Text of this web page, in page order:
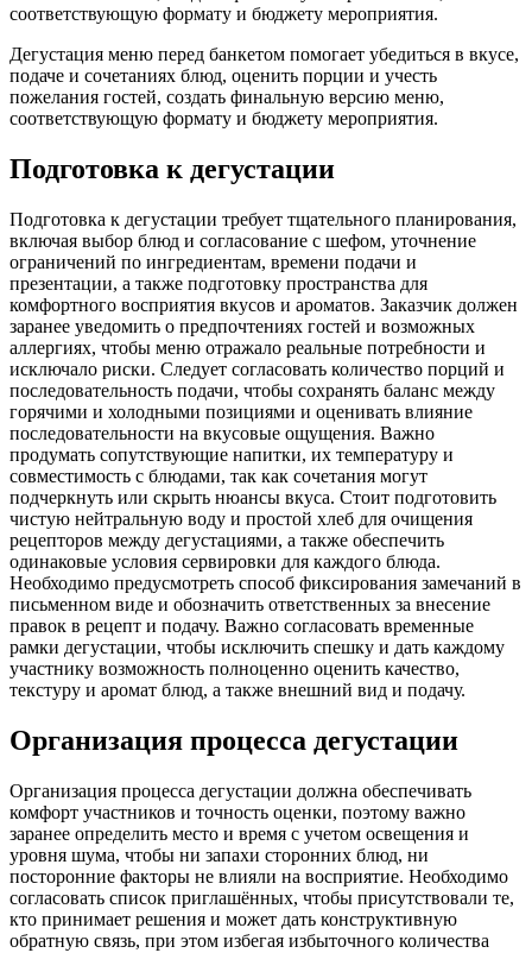
соответствующую формату и бюджету мероприятия.
Дегустация меню перед банкетом помогает убедиться в вкусе,
подаче и сочетаниях блюд, оценить порции и учесть
пожелания гостей, создать финальную версию меню,
соответствующую формату и бюджету мероприятия.
Подготовка к дегустации
Подготовка к дегустации требует тщательного планирования,
включая выбор блюд и согласование с шефом, уточнение
ограничений по ингредиентам, времени подачи и
презентации, а также подготовку пространства для
комфортного восприятия вкусов и ароматов. Заказчик должен
заранее уведомить о предпочтениях гостей и возможных
аллергиях, чтобы меню отражало реальные потребности и
исключало риски. Следует согласовать количество порций и
последовательность подачи, чтобы сохранять баланс между
горячими и холодными позициями и оценивать влияние
последовательности на вкусовые ощущения. Важно
продумать сопутствующие напитки, их температуру и
совместимость с блюдами, так как сочетания могут
подчеркнуть или скрыть нюансы вкуса. Стоит подготовить
чистую нейтральную воду и простой хлеб для очищения
рецепторов между дегустациями, а также обеспечить
одинаковые условия сервировки для каждого блюда.
Необходимо предусмотреть способ фиксирования замечаний в
письменном виде и обозначить ответственных за внесение
правок в рецепт и подачу. Важно согласовать временные
рамки дегустации, чтобы исключить спешку и дать каждому
участнику возможность полноценно оценить качество,
текстуру и аромат блюд, а также внешний вид и подачу.
Организация процесса дегустации
Организация процесса дегустации должна обеспечивать
комфорт участников и точность оценки, поэтому важно
заранее определить место и время с учетом освещения и
уровня шума, чтобы ни запахи сторонних блюд, ни
посторонние факторы не влияли на восприятие. Необходимо
согласовать список приглашённых, чтобы присутствовали те,
кто принимает решения и может дать конструктивную
обратную связь, при этом избегая избыточного количества